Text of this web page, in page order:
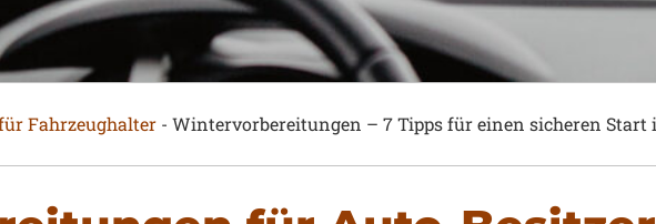
Fahrzeughalter - Wintervorbereitungen – 7 Tipps für einen sicheren Start